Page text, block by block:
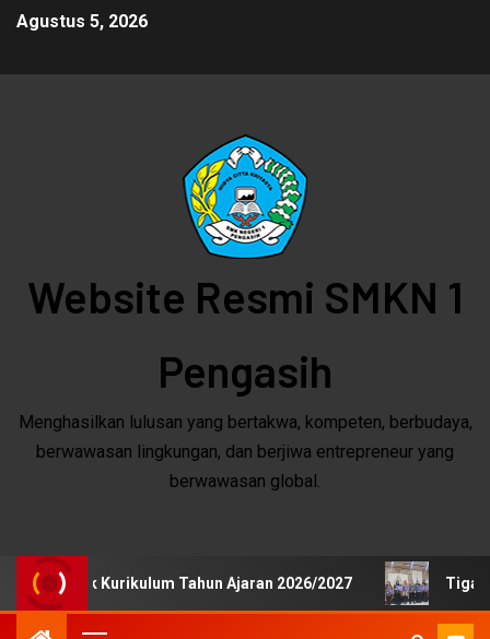
Agustus 5, 2026
Website Resmi SMKN 1
Pengasih
Menghasilkan lulusan yang bertakwa, kompeten, berbudaya,
berwawasan lingkungan, dan berjiwa entrepreneur yang
berwawasan global.
Kurikulum Tahun Ajaran 2026/2027 Tiga Siswa